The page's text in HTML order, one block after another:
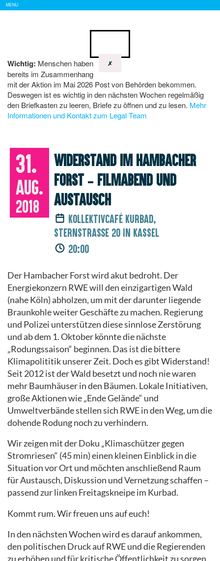
Show/
Hide
MENU
31.
Aug.
2018
Widerstand im Hambacher
Forst – Filmabend und
Austausch
Kollektivcafé Kurbad,
Sternstraße 20 in Kassel
20:00
Der Hambacher Forst wird akut bedroht. Der
Energiekonzern RWE will den einzigartigen Wald
(nahe Köln) abholzen, um mit der darunter liegende
Braunkohle weiter Geschäfte zu machen. Regierung
und Polizei unterstützen diese sinnlose Zerstörung
und ab dem 1. Oktober könnte die nächste
„Rodungssaison“ beginnen. Das ist die bittere
Klimapolititik unserer Zeit. Doch es gibt Widerstand!
Seit 2012 ist der Wald besetzt und noch nie waren
mehr Baumhäuser in den Bäumen. Lokale Initiativen,
große Aktionen wie „Ende Gelände“ und
Umweltverbände stellen sich RWE in den Weg, um die
dohende Rodung noch zu verhindern.
Wir zeigen mit der Doku „Klimaschützer gegen
Stromriesen“ (45 min) einen kleinen Einblick in die
Situation vor Ort und möchten anschließend Raum
für Austausch, Diskussion und Vernetzung schaffen –
passend zur linken Freitagskneipe im Kurbad.
Kommt rum. Wir freuen uns auf euch!
In den nächsten Wochen wird es darauf ankommen,
den politischen Druck auf RWE und die Regierenden
zu erhöhen und für kritische Öffentlichkeit zu sorgen.
✗
Wichtig: Menschen haben
bereits im Zusammenhang
mit der Aktion im Mai 2026 Post von Behörden bekommen.
Deswegen ist es wichtig in den nächsten Wochen regelmäßig
den Briefkasten zu leeren, Briefe zu öffnen und zu lesen. Mehr
Informationen und Kontakt zum Legal Team